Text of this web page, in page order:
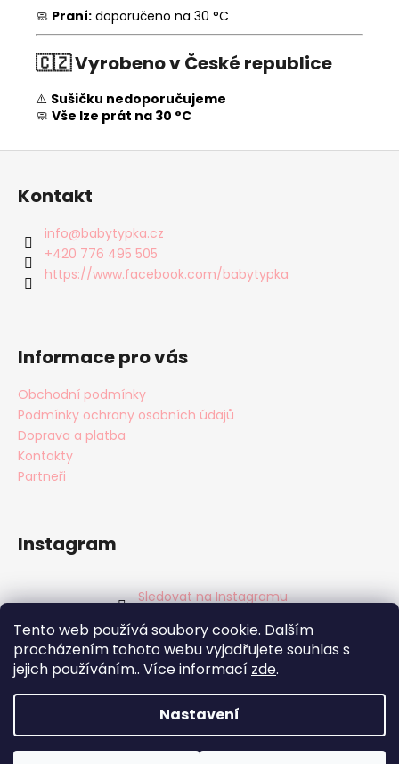
Tento web používá soubory cookie. Dalším
procházením tohoto webu vyjadřujete souhlas s
jejich používáním.. Více informací zde.
Nastavení
🧼 Praní: doporučeno na 30 °C
🇨🇿Vyrobeno v České republice
⚠️ Sušičku nedoporučujeme
🧼 Vše lze prát na 30 °C
Z
Kontakt
info@babytypka.cz
+420 776 495 505
https://www.facebook.com/babytypka
Informace pro vás
Obchodní podmínky
Podmínky ochrany osobních údajů
Doprava a platba
Kontakty
Partneři
Instagram
Sledovat na Instagramu
Facebook
Copyright 2026BabyTýpka s.r.o.. Všechna práva